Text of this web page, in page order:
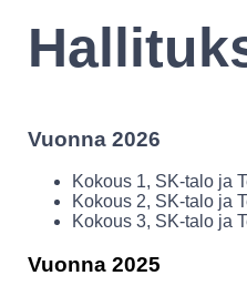
Vuonna 2026
Kokous 1, SK-talo ja
Kokous 2, SK-talo ja
Kokous 3, SK-talo ja
Vuonna 2025